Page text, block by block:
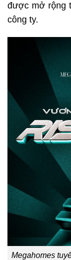
được mở rộng
công ty.
Megahomes